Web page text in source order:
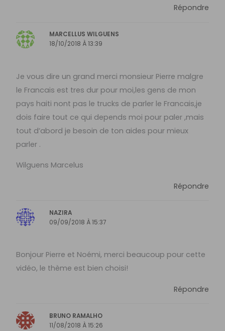
Répondre
MARCELLUS WILGUENS
18/10/2018 À 13:39
Je vous dire un grand merci monsieur Pierre malgre
le Francais est tres dur pour moi,les gens de mon
pays haiti nont pas le trucks de parler le Francais,je
dois faire tout ce qui depends moi pour paler ,mais
tout d’abord je besoin de ton aides pour mieux
parler .
Wilguens Marcelus
Répondre
NAZIRA
09/09/2018 À 15:37
Bonjour Pierre et Noémi, merci beaucoup pour cette
vidéo, le thème est bien choisi!
Répondre
BRUNO RAMALHO
11/08/2018 À 15:26